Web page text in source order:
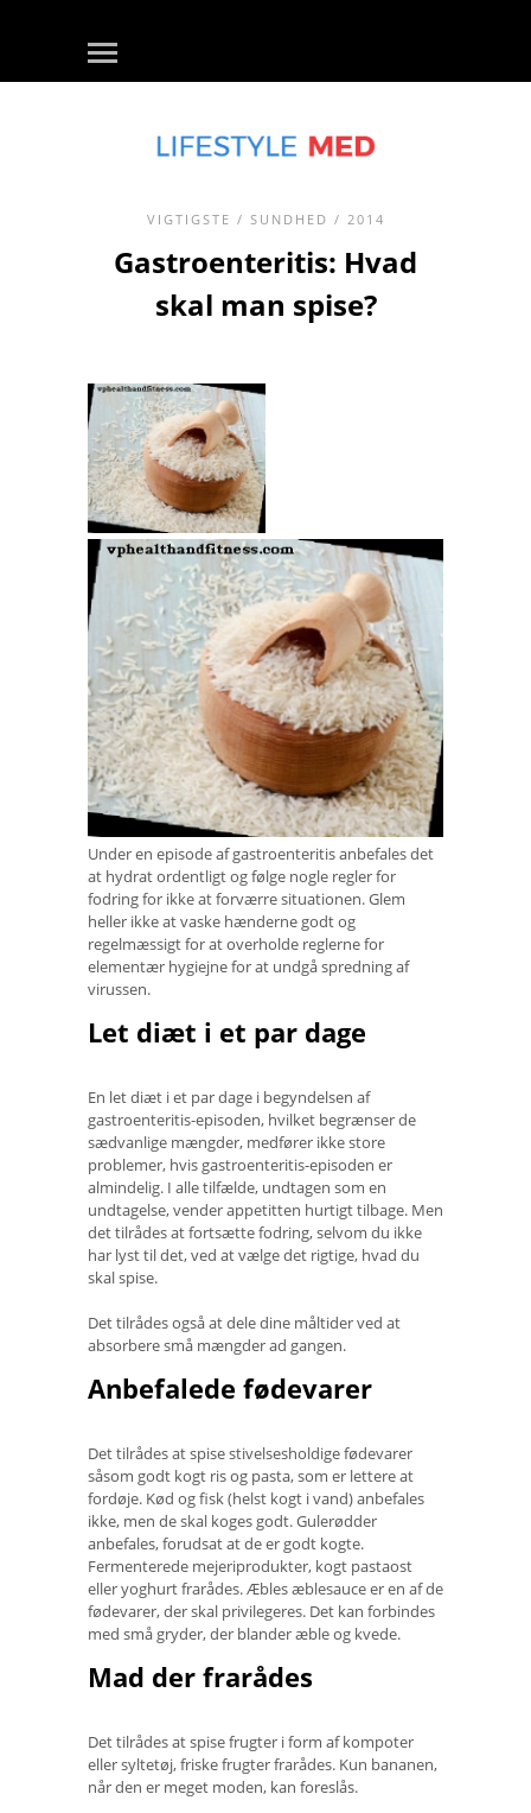
VIGTIGSTE / SUNDHED / 2014
Gastroenteritis: Hvad
skal man spise?
Under en episode af gastroenteritis anbefales det
at hydrat ordentligt og følge nogle regler for
fodring for ikke at forværre situationen. Glem
heller ikke at vaske hænderne godt og
regelmæssigt for at overholde reglerne for
elementær hygiejne for at undgå spredning af
virussen.
Let diæt i et par dage
En let diæt i et par dage i begyndelsen af ​​
gastroenteritis-episoden, hvilket begrænser de
sædvanlige mængder, medfører ikke store
problemer, hvis gastroenteritis-episoden er
almindelig. I alle tilfælde, undtagen som en
undtagelse, vender appetitten hurtigt tilbage. Men
det tilrådes at fortsætte fodring, selvom du ikke
har lyst til det, ved at vælge det rigtige, hvad du
skal spise.
Det tilrådes også at dele dine måltider ved at
absorbere små mængder ad gangen.
Anbefalede fødevarer
Det tilrådes at spise stivelsesholdige fødevarer
såsom godt kogt ris og pasta, som er lettere at
fordøje. Kød og fisk (helst kogt i vand) anbefales
ikke, men de skal koges godt. Gulerødder
anbefales, forudsat at de er godt kogte.
Fermenterede mejeriprodukter, kogt pastaost
eller yoghurt frarådes. Æbles æblesauce er en af ​​de
fødevarer, der skal privilegeres. Det kan forbindes
med små gryder, der blander æble og kvede.
Mad der frarådes
Det tilrådes at spise frugter i form af kompoter
eller syltetøj, friske frugter frarådes. Kun bananen,
når den er meget moden, kan foreslås.